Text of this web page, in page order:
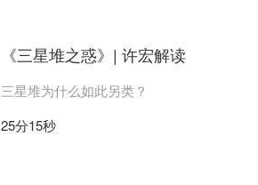
《三星堆之惑》| 许宏解读
三星堆为什么如此另类？
25分15秒